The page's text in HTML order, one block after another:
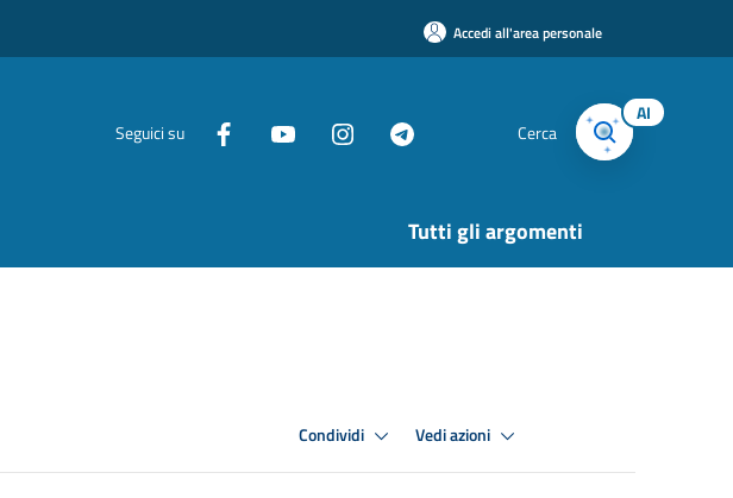
Accedi all'area personale
Seguici su Cerca
AI
Tutti gli argomenti
Condividi Vedi azioni